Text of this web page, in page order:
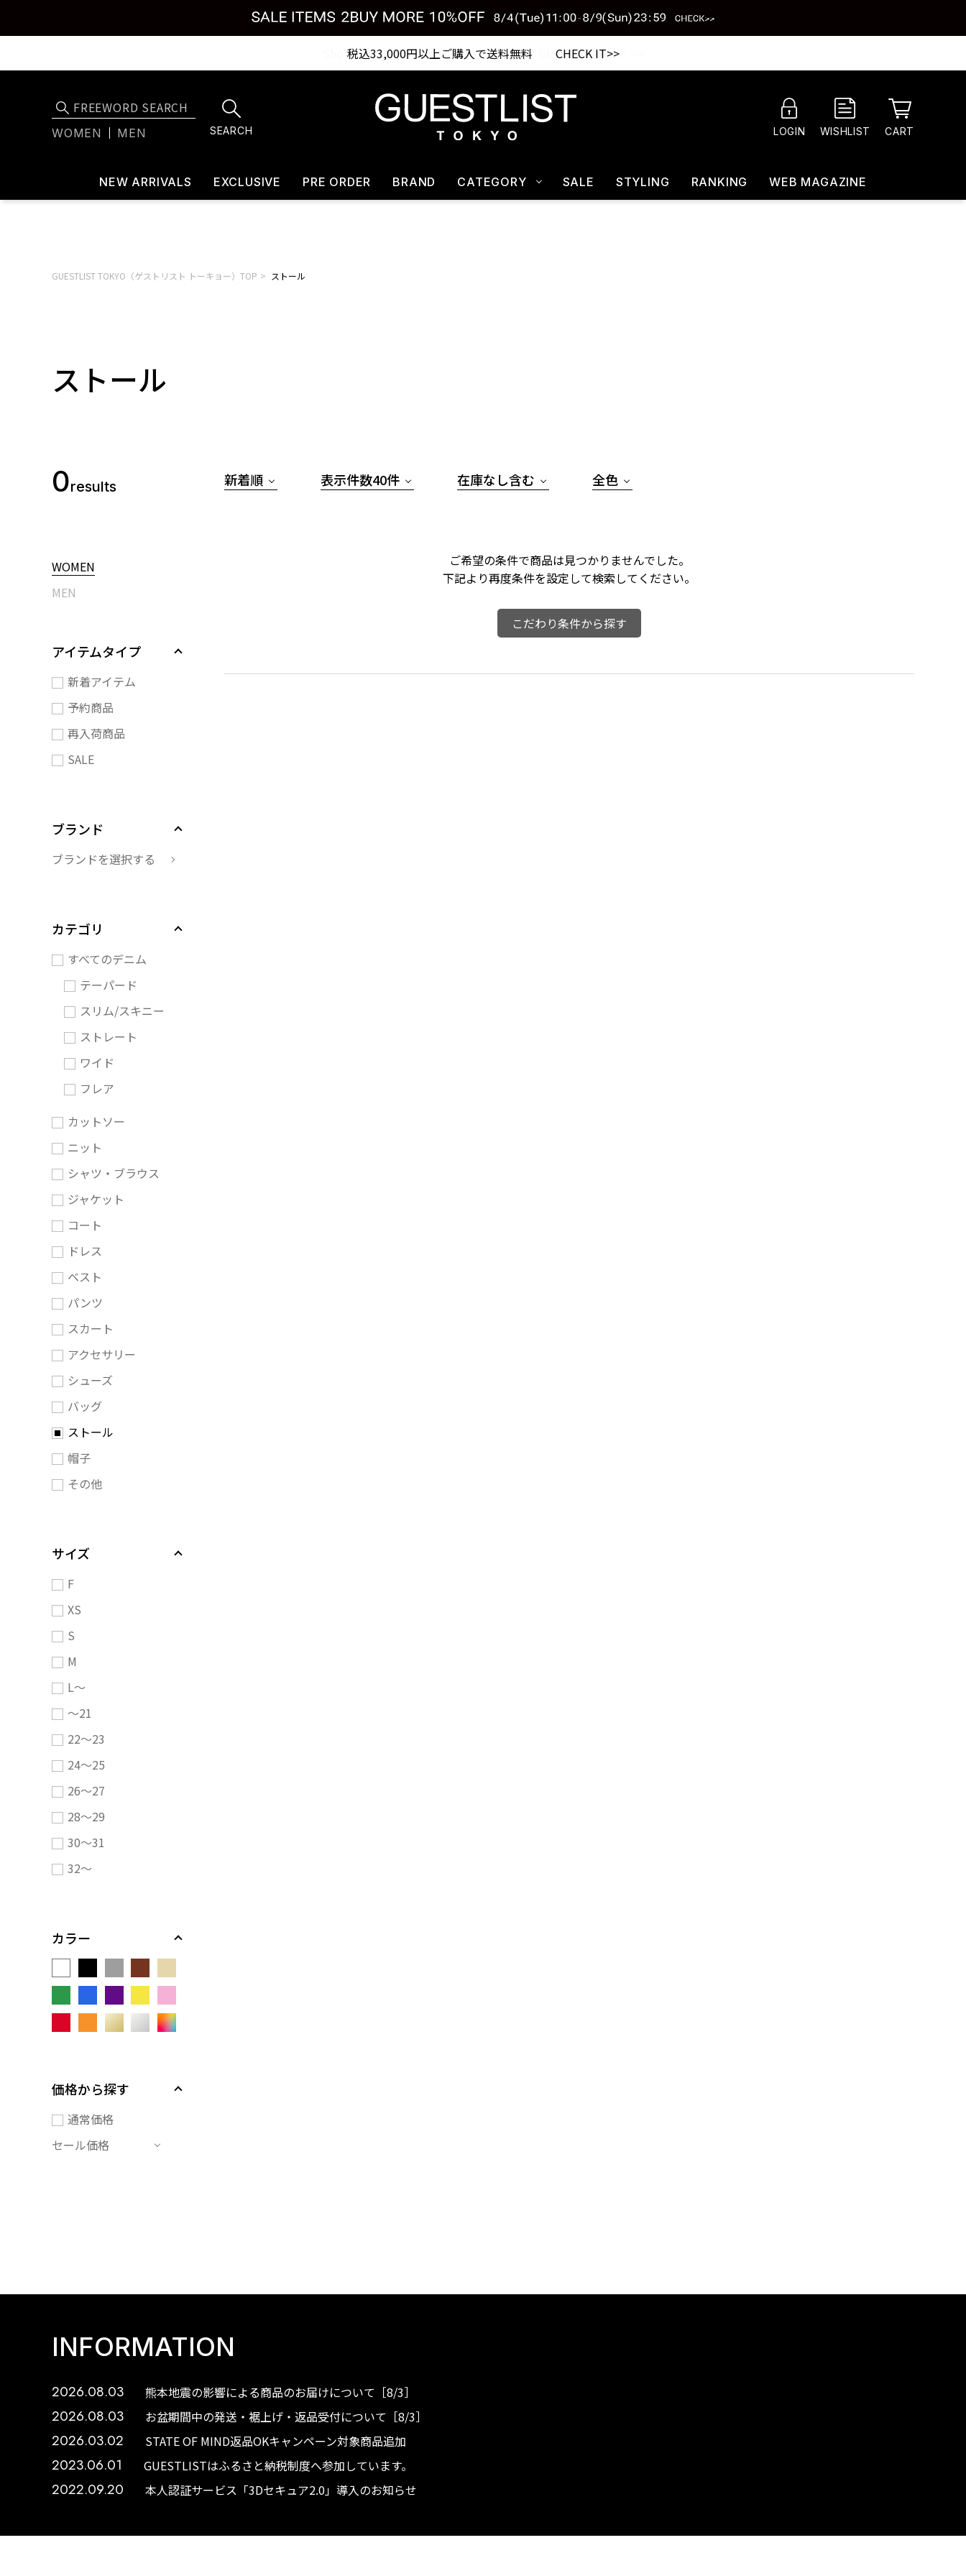
税込33,000円以上ご購入で送料無料 CHECK IT>>
WOMEN MEN SEARCH LOGIN WISHLIST CART
NEW ARRIVALS EXCLUSIVE PRE ORDER BRAND CATEGORY SALE STYLING RANKING WEB MAGAZINE
GUESTLIST TOKYO（ゲストリスト トーキョー）TOP ストール
ストール
0results
WOMEN
MEN
アイテムタイプ
新着アイテム
予約商品
再入荷商品
SALE
ブランド
ブランドを選択する
カテゴリ
すべてのデニム
テーパード
スリム/スキニー
ストレート
ワイド
フレア
カットソー
ニット
シャツ・ブラウス
ジャケット
コート
ドレス
ベスト
パンツ
スカート
アクセサリー
シューズ
バッグ
ストール
帽子
その他
サイズ
F
XS
S
M
L～
～21
22～23
24～25
26～27
28～29
30～31
32～
カラー
価格から探す
通常価格
セール価格
新着順 表示件数40件 在庫なし含む 全色
ご希望の条件で商品は見つかりませんでした。
下記より再度条件を設定して検索してください。
こだわり条件から探す
INFORMATION
2026.08.03 熊本地震の影響による商品のお届けについて［8/3］
2026.08.03 お盆期間中の発送・裾上げ・返品受付について［8/3］
2026.03.02 STATE OF MIND返品OKキャンペーン対象商品追加
2023.06.01 GUESTLISTはふるさと納税制度へ参加しています。
2022.09.20 本人認証サービス「3Dセキュア2.0」導入のお知らせ